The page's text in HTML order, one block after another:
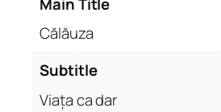
a
Călăuza
Subtitle
Viața ca dar